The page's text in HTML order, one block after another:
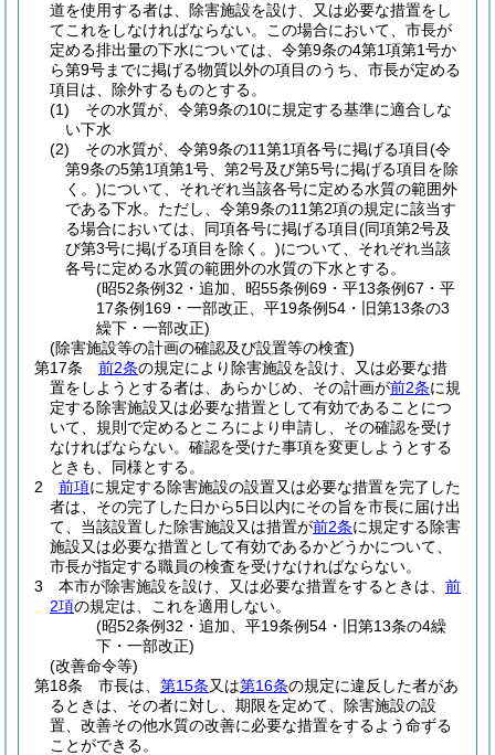
道を使用する者は、除害施設を設け、又は必要な措置をし
てこれをしなければならない。
この場合において、市長が
定める排出量の下水については、令第9条の4第1項第1号か
ら第9号までに掲げる物質以外の項目のうち、市長が定める
項目は、除外するものとする。
(1)
その水質が、令第9条の10に規定する基準に適合しな
い下水
(2)
その水質が、令第9条の11第1項各号に掲げる項目(令
第9条の5第1項第1号、第2号及び第5号に掲げる項目を除
く。)について、それぞれ当該各号に定める水質の範囲外
である下水。 ただし、令第9条の11第2項の規定に該当す
る場合においては、同項各号に掲げる項目(同項第2号及
び第3号に掲げる項目を除く。)について、それぞれ当該
各号に定める水質の範囲外の水質の下水とする。
(昭52条例32・追加、昭55条例69・平13条例67・平
17条例169・一部改正、平19条例54・旧第13条の3
繰下・一部改正)
(除害施設等の計画の確認及び設置等の検査)
第17条
前2条の規定により除害施設を設け、又は必要な措
置をしようとする者は、あらかじめ、その計画が前2条に規
定する除害施設又は必要な措置として有効であることにつ
いて、規則で定めるところにより申請し、その確認を受け
なければならない。 確認を受けた事項を変更しようとする
ときも、同様とする。
2
前項に規定する除害施設の設置又は必要な措置を完了した
者は、その完了した日から5日以内にその旨を市長に届け出
て、当該設置した除害施設又は措置が前2条に規定する除害
施設又は必要な措置として有効であるかどうかについて、
市長が指定する職員の検査を受けなければならない。
3
本市が除害施設を設け、又は必要な措置をするときは、 前
2項の規定は、これを適用しない。
(昭52条例32・追加、平19条例54・旧第13条の4繰
下・一部改正)
(改善命令等)
第18条
市長は、 第15条又は第16条の規定に違反した者があ
るときは、その者に対し、期限を定めて、除害施設の設
置、改善その他水質の改善に必要な措置をするよう命ずる
ことができる。